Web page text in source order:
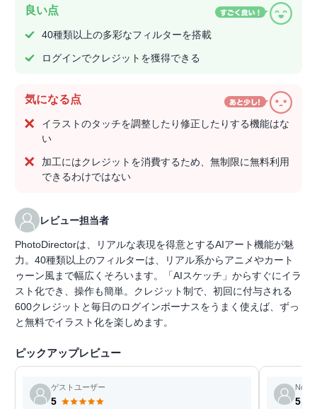
良い点
40種類以上の多彩なフィルターを搭載
ログインでクレジットを獲得できる
気になる点
イラストのタッチを調整したり修正したりする機能はな
い
加工にはクレジットを消費するため、無制限に無料利用
できるわけではない
レビュー担当者
PhotoDirectorは、リアルな表現を得意とするAIアート機能が魅
力。40種類以上のフィルターは、リアル系からアニメやカート
ゥーン風まで幅広くそろいます。「AIスケッチ」からすぐにイラ
スト化でき、操作も簡単。クレジット制で、初回に付与される
600クレジットと毎日のログインボーナスをうまく使えば、ずっ
と無料でイラスト化を楽しめます。
ピックアップレビュー
ゲストユーザー
5
Nobel
5